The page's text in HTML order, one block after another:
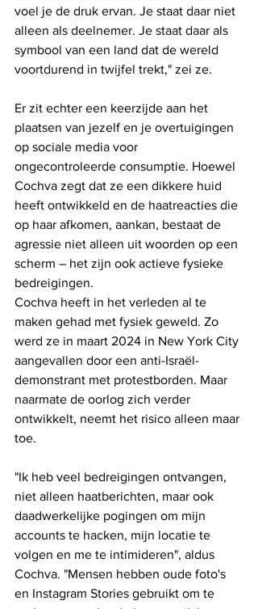
voel je de druk ervan. Je staat daar niet
alleen als deelnemer. Je staat daar als
symbool van een land dat de wereld
voortdurend in twijfel trekt," zei ze.
Er zit echter een keerzijde aan het
plaatsen van jezelf en je overtuigingen
op sociale media voor
ongecontroleerde consumptie. Hoewel
Cochva zegt dat ze een dikkere huid
heeft ontwikkeld en de haatreacties die
op haar afkomen, aankan, bestaat de
agressie niet alleen uit woorden op een
scherm – het zijn ook actieve fysieke
bedreigingen.
Cochva heeft in het verleden al te
maken gehad met fysiek geweld. Zo
werd ze in maart 2024 in New York City
aangevallen door een anti-Israël-
demonstrant met protestborden. Maar
naarmate de oorlog zich verder
ontwikkelt, neemt het risico alleen maar
toe.
"Ik heb veel bedreigingen ontvangen,
niet alleen haatberichten, maar ook
daadwerkelijke pogingen om mijn
accounts te hacken, mijn locatie te
volgen en me te intimideren", aldus
Cochva. "Mensen hebben oude foto's
en Instagram Stories gebruikt om te